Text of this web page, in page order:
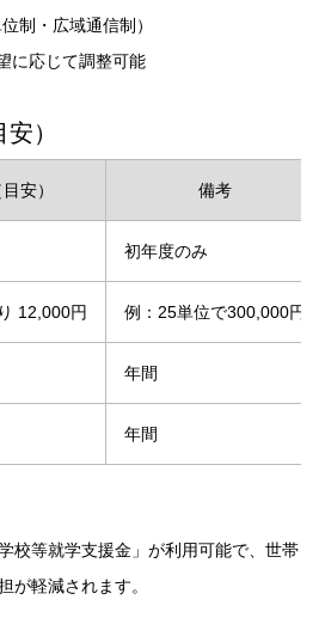
制・広域通信制）
に応じて調整可能
）
安） 備考
初年度のみ
12,000円 例：25単位で300,000円
年間
年間
校等就学支援金」が利用可能で、世帯
が軽減されます。